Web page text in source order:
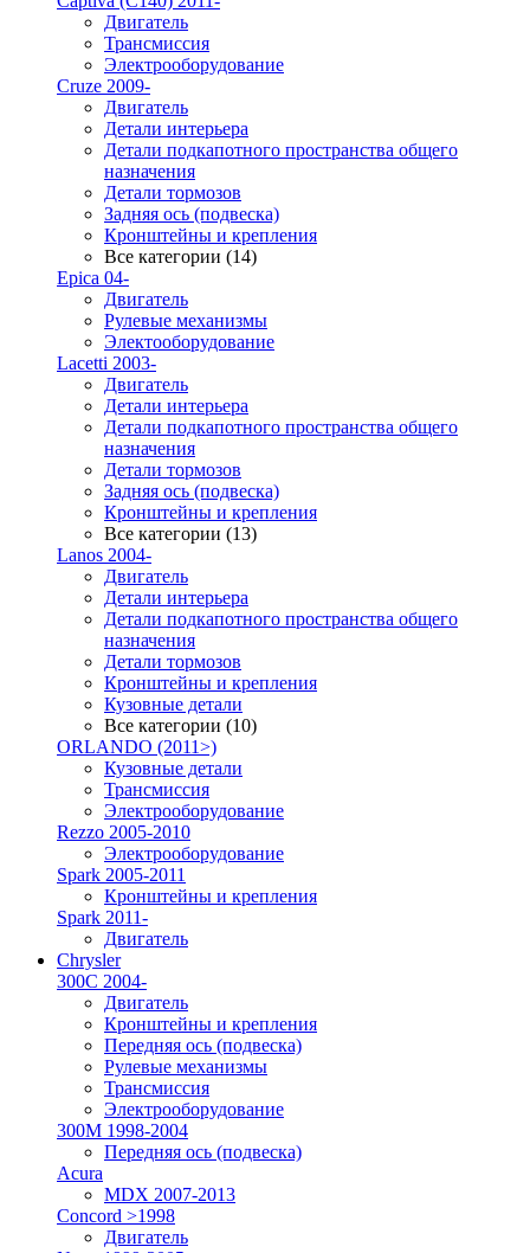
Двигатель
Трансмиссия
Электрооборудование
Cruze 2009-
Двигатель
Детали интерьера
Детали подкапотного пространства общего
назначения
Детали тормозов
Задняя ось (подвеска)
Кронштейны и крепления
Все категории (14)
Epica 04-
Двигатель
Рулевые механизмы
Электооборудование
Lacetti 2003-
Двигатель
Детали интерьера
Детали подкапотного пространства общего
назначения
Детали тормозов
Задняя ось (подвеска)
Кронштейны и крепления
Все категории (13)
Lanos 2004-
Двигатель
Детали интерьера
Детали подкапотного пространства общего
назначения
Детали тормозов
Кронштейны и крепления
Кузовные детали
Все категории (10)
ORLANDO (2011>)
Кузовные детали
Трансмиссия
Электрооборудование
Rezzo 2005-2010
Электрооборудование
Spark 2005-2011
Кронштейны и крепления
Spark 2011-
Двигатель
Chrysler
300C 2004-
Двигатель
Кронштейны и крепления
Передняя ось (подвеска)
Рулевые механизмы
Трансмиссия
Электрооборудование
300M 1998-2004
Передняя ось (подвеска)
Acura
MDX 2007-2013
Concord >1998
Двигатель